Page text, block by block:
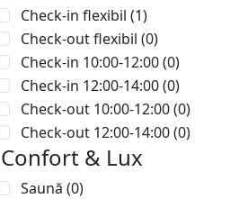
Check-in flexibil (1)
Check-out flexibil (0)
Check-in 10:00-12:00(0)
Check-in 12:00-14:00(0)
Check-out 10:00-12:00(0)
Check-out 12:00-14:00(0)
Confort & Lux
Saună (0)